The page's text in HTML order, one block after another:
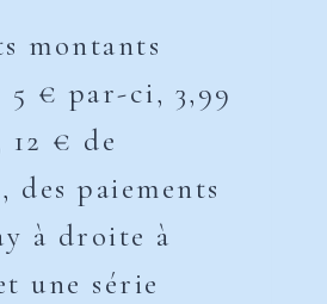
montants
€ par-ci, 3,99
€ de
des paiements
à droite à
une série